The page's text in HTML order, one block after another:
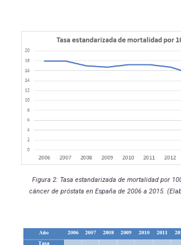
Figura 2: Tasa estandarizada de mortalidad por
cáncer de próstata en España de 2006 a 2015.